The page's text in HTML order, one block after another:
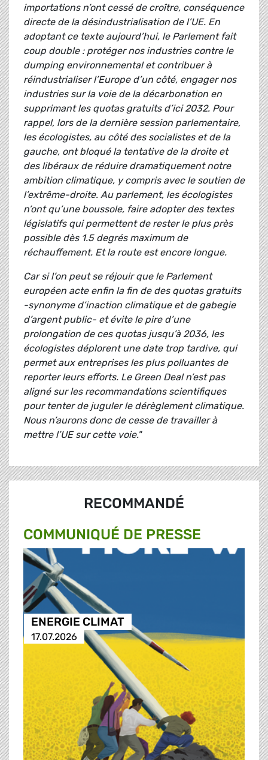
importations n’ont cessé de croître, conséquence
directe de la désindustrialisation de l’UE. En
adoptant ce texte aujourd’hui, le Parlement fait
coup double : protéger nos industries contre le
dumping environnemental et contribuer à
réindustrialiser l’Europe d’un côté, engager nos
industries sur la voie de la décarbonation en
supprimant les quotas gratuits d’ici 2032. Pour
rappel, lors de la dernière session parlementaire,
les écologistes, au côté des socialistes et de la
gauche, ont bloqué la tentative de la droite et
des libéraux de réduire dramatiquement notre
ambition climatique, y compris avec le soutien de
l’extrême-droite. Au parlement, les écologistes
n’ont qu’une boussole, faire adopter des textes
législatifs qui permettent de rester le plus près
possible dès 1.5 degrés maximum de
réchauffement. Et la route est encore longue.
Car si l’on peut se réjouir que le Parlement
européen acte enfin la fin de des quotas gratuits
-synonyme d’inaction climatique et de gabegie
d’argent public- et évite le pire d’une
prolongation de ces quotas jusqu’à 2036, les
écologistes déplorent une date trop tardive, qui
permet aux entreprises les plus polluantes de
reporter leurs efforts. Le Green Deal n’est pas
aligné sur les recommandations scientifiques
pour tenter de juguler le dérèglement climatique.
Nous n’aurons donc de cesse de travailler à
mettre l’UE sur cette voie."
RECOMMANDÉ
COMMUNIQUÉ DE PRESSE
ENERGIE CLIMAT
17.07.2026